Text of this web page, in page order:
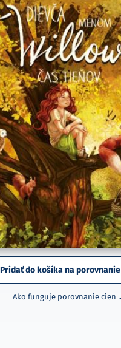
Pridať do košíka na
Ako funguje porovnanie cien